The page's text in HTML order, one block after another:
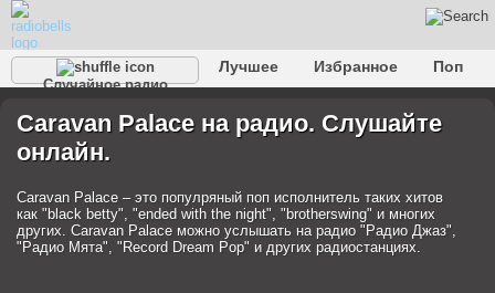
Случайное радио
Лучшее Избранное
Поп
Разговорное
Рэп Транс Дип-хаус
Фолк
Джаз
Детское
Caravan Palace на радио. Слушайте
онлайн.
Caravan Palace – это популряный поп исполнитель таких хитов
как "black betty", "ended with the night", "brotherswing" и многих
других. Caravan Palace можно услышать на радио "Радио Джаз",
"Радио Мята", "Record Dream Pop" и других радиостанциях.